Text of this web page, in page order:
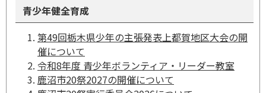
青少年健全育成
第49回栃木県少年の主張発表上都賀地区大会の開
催について
令和8年度 青少年ボランティア・リーダー教室
鹿沼市20祭2027の開催について